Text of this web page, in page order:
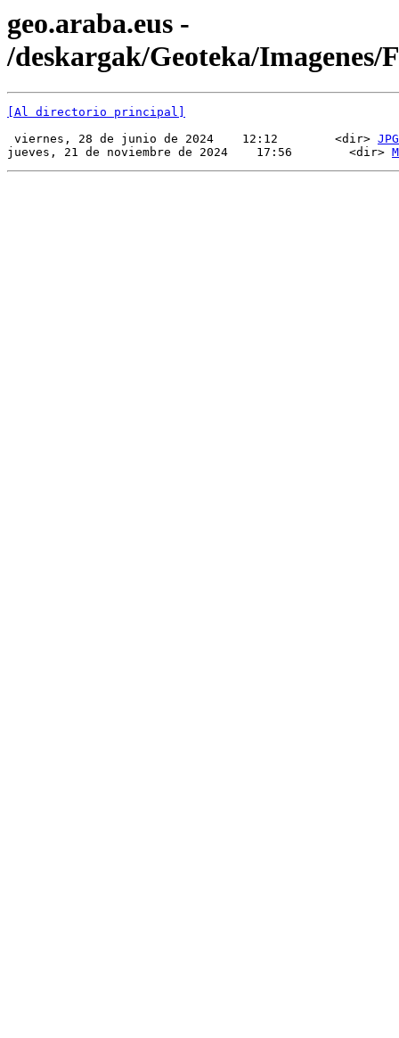
geo.araba.eus -
/deskargak/Geoteka/Imagenes/
[Al directorio principal]
viernes, 28 de junio de 2024    12:12        <dir> JPG
jueves, 21 de noviembre de 2024    17:56        <dir>